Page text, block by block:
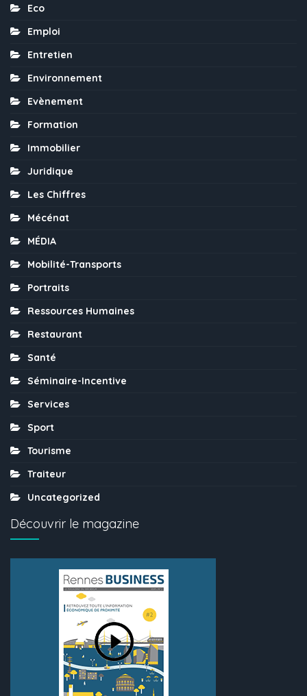
Eco
Emploi
Entretien
Environnement
Evènement
Formation
Immobilier
Juridique
Les Chiffres
Mécénat
MÉDIA
Mobilité-Transports
Portraits
Ressources Humaines
Restaurant
Santé
Séminaire-Incentive
Services
Sport
Tourisme
Traiteur
Uncategorized
Découvrir le magazine